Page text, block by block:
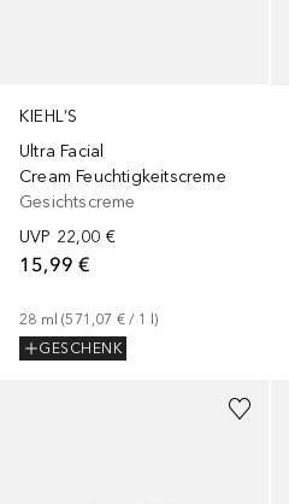
KIEHL’S
Ultra Facial
Cream Feuchtigkeitscreme
Gesichtscreme
UVP 22,00 €
15,99 €
28 ml (571,07 € / 1 l)
GESCHENK